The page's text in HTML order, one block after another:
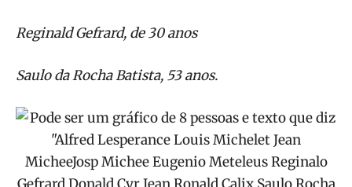
Reginald Gefrard, de 30 anos
Saulo da Rocha Batista, 53 anos.